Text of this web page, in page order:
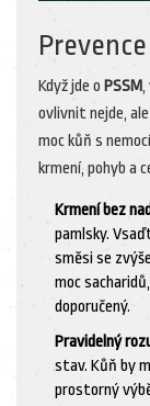
Když jde o PSSM,
ovlivnit nejde,
moc kůň s
krmení, pohyb a
Krmení bez
pamlsky.
směsi se
moc
doporučený.
Pravidelný
stav. Kůň by
prostorný